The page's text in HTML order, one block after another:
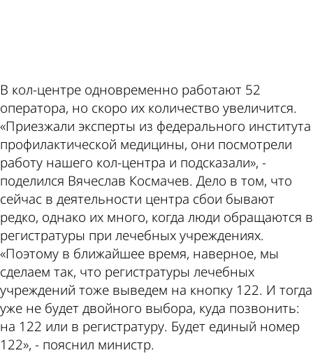
В кол-центре одновременно работают 52
оператора, но скоро их количество увеличится.
«Приезжали эксперты из федерального института
профилактической медицины, они посмотрели
работу нашего кол-центра и подсказали», -
поделился Вячеслав Космачев. Дело в том, что
сейчас в деятельности центра сбои бывают
редко, однако их много, когда люди обращаются в
регистратуры при лечебных учреждениях.
«Поэтому в ближайшее время, наверное, мы
сделаем так, что регистратуры лечебных
учреждений тоже выведем на кнопку 122. И тогда
уже не будет двойного выбора, куда позвонить:
на 122 или в регистратуру. Будет единый номер
122», - пояснил министр.